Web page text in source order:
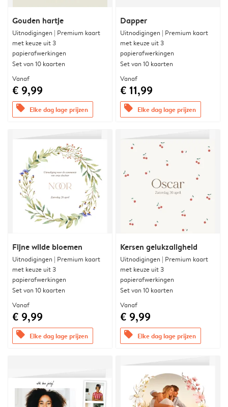
Gouden hartje
Uitnodigingen | Premium kaart
met keuze uit 3
papierafwerkingen
Set van 10 kaarten
Vanaf
€ 9,99
offers Elke dag lage prijzen
Dapper
Uitnodigingen | Premium kaart
met keuze uit 3
papierafwerkingen
Set van 10 kaarten
Vanaf
€ 11,99
offers Elke dag lage prijzen
Fijne wilde bloemen
Uitnodigingen | Premium kaart
met keuze uit 3
papierafwerkingen
Set van 10 kaarten
Vanaf
€ 9,99
offers Elke dag lage prijzen
Kersen gelukzaligheid
Uitnodigingen | Premium kaart
met keuze uit 3
papierafwerkingen
Set van 10 kaarten
Vanaf
€ 9,99
offers Elke dag lage prijzen